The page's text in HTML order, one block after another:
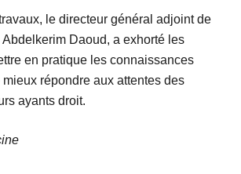
le directeur général adjoint de
Abdelkerim Daoud, a exhorté les
en pratique les connaissances
répondre aux attentes des
ayants droit.